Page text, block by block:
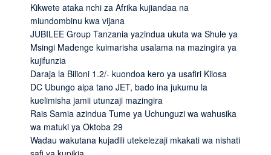
Kikwete ataka nchi za Afrika kujiandaa na
miundombinu kwa vijana
JUBILEE Group Tanzania yazindua ukuta wa Shule ya
Msingi Madenge kuimarisha usalama na mazingira ya
kujifunzia
Daraja la Bilioni 1.2/- kuondoa kero ya usafiri Kilosa
DC Ubungo aipa tano JET, bado ina jukumu la
kuelimisha jamii utunzaji mazingira
Rais Samia azindua Tume ya Uchunguzi wa wahusika
wa matuki ya Oktoba 29
Wadau wakutana kujadili utekelezaji mkakati wa nishati